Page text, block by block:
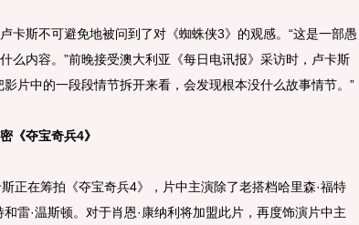
斯不可避免地被问到了对《蜘蛛侠3》的观感。“这是一部愚
么内容。”前晚接受澳大利亚《每日电讯报》采访时，卢卡斯
影片中的一段段情节拆开来看，会发现根本没什么故事情节。”
夺宝奇兵4》
在筹拍《夺宝奇兵4》，片中主演除了老搭档哈里森·福特
雷·温斯顿。对于肖恩·康纳利将加盟此片，再度饰演片中主